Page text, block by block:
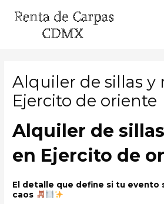
Alquiler de sillas y
Ejercito de oriente
Alquiler de
en Ejercito de
El detalle que define si tu evento
caos